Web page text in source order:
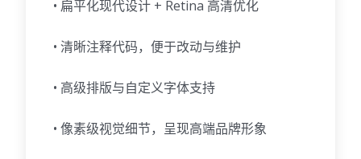
• 扁平化现代设计 + Retina 高清优化
• 清晰注释代码，便于改动与维护
• 高级排版与自定义字体支持
• 像素级视觉细节，呈现高端品牌形象